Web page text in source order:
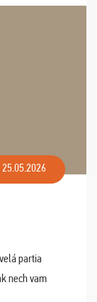
...
25.05.2026
partia
nech vam